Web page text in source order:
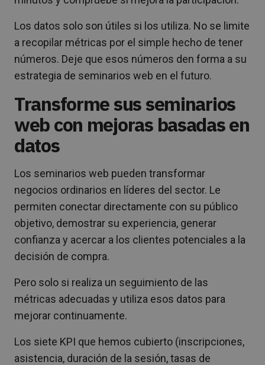
Los datos solo son útiles si los utiliza. No se limite
a recopilar métricas por el simple hecho de tener
números. Deje que esos números den forma a su
estrategia de seminarios web en el futuro.
Transforme sus seminarios
web con mejoras basadas en
datos
Los seminarios web pueden transformar
negocios ordinarios en líderes del sector. Le
permiten conectar directamente con su público
objetivo, demostrar su experiencia, generar
confianza y acercar a los clientes potenciales a la
decisión de compra.
Pero solo si realiza un seguimiento de las
métricas adecuadas y utiliza esos datos para
mejorar continuamente.
Los siete KPI que hemos cubierto (inscripciones,
asistencia, duración de la sesión, tasas de